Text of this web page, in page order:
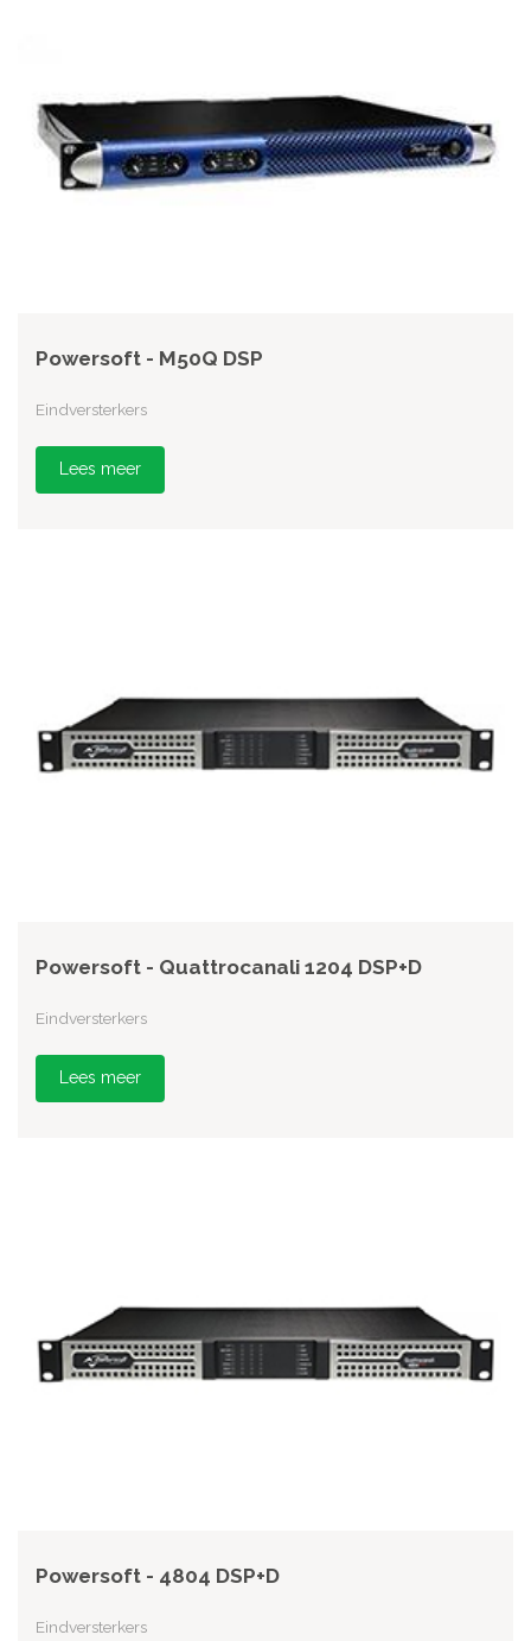
Powersoft - M50Q DSP
Eindversterkers
Lees meer
Powersoft - Quattrocanali 1204 DSP+D
Eindversterkers
Lees meer
Powersoft - 4804 DSP+D
Eindversterkers